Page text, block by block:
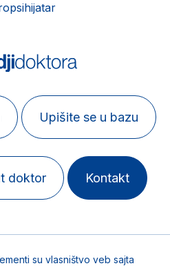
Upišite se u bazu
doktor Kontakt
su vlasništvo veb sajta